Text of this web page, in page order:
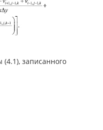
записанного